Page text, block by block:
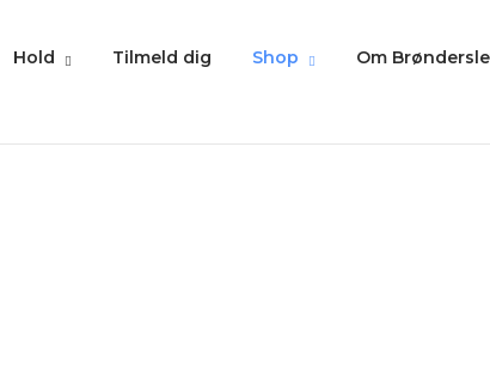
Hold Tilmeld dig Shop
Om